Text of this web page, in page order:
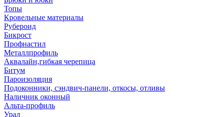
Топы
Кровельные материалы
Рубероид
Бикрост
Профнастил
Металлпрофиль
Аквалайн,гибкая черепица
Битум
Пароизоляция
Подоконники, сэндвич-панели, откосы, отливы
Наличник оконный
Альта-профиль
Урал